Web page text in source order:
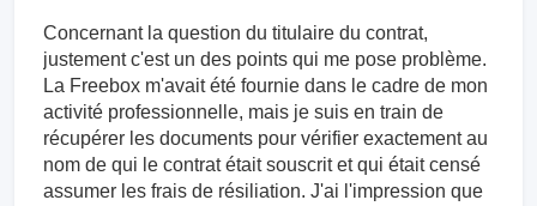
Concernant la question du titulaire du contrat,
justement c'est un des points qui me pose problème.
La Freebox m'avait été fournie dans le cadre de mon
activité professionnelle, mais je suis en train de
récupérer les documents pour vérifier exactement au
nom de qui le contrat était souscrit et qui était censé
assumer les frais de résiliation. J'ai l'impression que